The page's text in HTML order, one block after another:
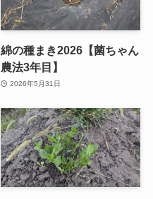
綿の種まき2026【菌ちゃん
農法3年目】
2026年5月31日